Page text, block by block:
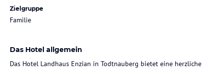
Zielgruppe
Familie
Das Hotel allgemein
Das Hotel Landhaus Enzian in Todtnauberg bietet eine herzliche